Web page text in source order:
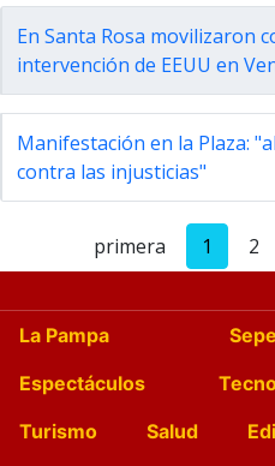
En Santa Rosa movilizaron
intervención de EEUU en
Manifestación en la Plaza:
contra las injusticias"
primera 1 2
La Pampa
Espectáculos
Turismo
Salud